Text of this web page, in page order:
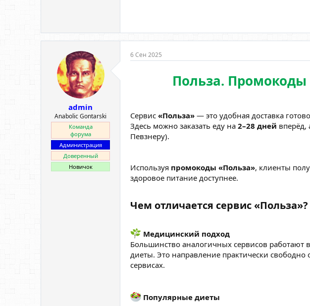
admin
Anabolic Gontarski
Команда
форума
Администрация
Доверенный
Новичок
6 Сен 2025
Польза. Промокоды
Сервис «Польза» — это удобная доставка
Здесь можно заказать еду на 2–28 дней вперёд,
Певзнеру).
Используя промокоды «Польза», клиенты
здоровое питание доступнее.
Чем отличается сервис «Польза»?​
Медицинский подход
Большинство аналогичных сервисов
диеты. Это направление практически свободно
сервисах.
Популярные диеты